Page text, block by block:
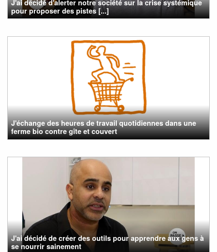
J'ai décidé d'alerter notre société sur la crise systémique
pour proposer des pistes [...]
J'échange des heures de travail quotidiennes dans une
ferme bio contre gîte et couvert
J'ai décidé de créer des outils pour apprendre aux gens à
se nourrir sainement